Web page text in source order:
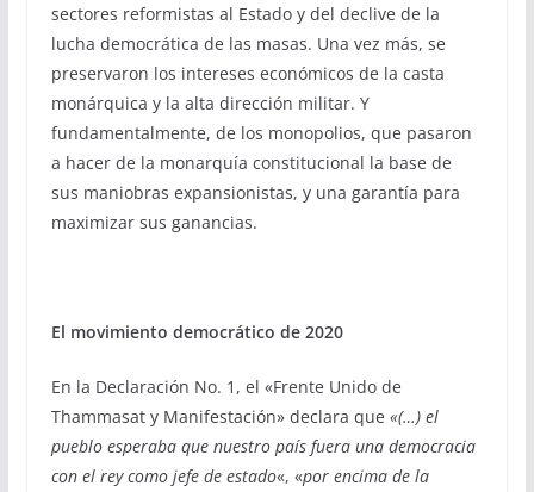
sectores reformistas al Estado y del declive de la
lucha democrática de las masas. Una vez más, se
preservaron los intereses económicos de la casta
monárquica y la alta dirección militar. Y
fundamentalmente, de los monopolios, que pasaron
a hacer de la monarquía constitucional la base de
sus maniobras expansionistas, y una garantía para
maximizar sus ganancias.
El movimiento democrático de 2020
En la Declaración No. 1, el «Frente Unido de
Thammasat y Manifestación» declara que «(…) el
pueblo esperaba que nuestro país fuera una democracia
con el rey como jefe de estado«, «por encima de la